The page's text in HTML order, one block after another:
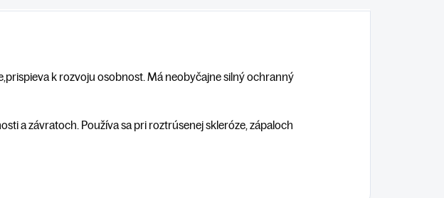
prispieva k rozvoju osobnost. Má neobyčajne silný ochranný
a závratoch. Používa sa pri roztrúsenej skleróze, zápaloch